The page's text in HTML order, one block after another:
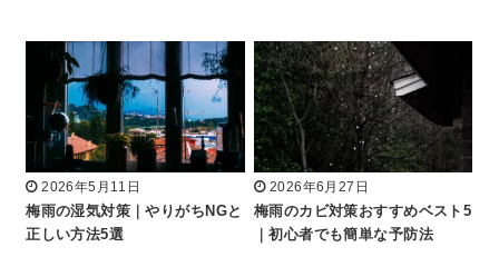
2026年5月11日
梅雨の湿気対策｜やりがちNGと
正しい方法5選
2026年6月27日
梅雨のカビ対策おすすめベスト5
｜初心者でも簡単な予防法